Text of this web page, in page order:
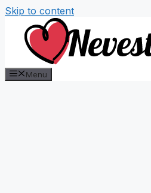
Skip to content
Menu